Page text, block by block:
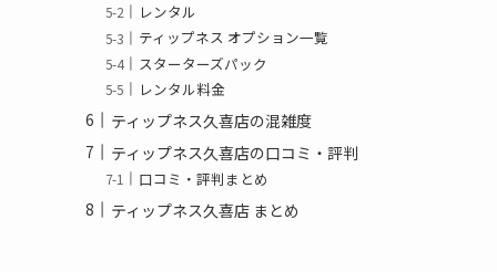
レンタル
ティップネス オプション一覧
スターターズパック
レンタル料金
ティップネス久喜店の混雑度
ティップネス久喜店の口コミ・評判
口コミ・評判まとめ
ティップネス久喜店 まとめ